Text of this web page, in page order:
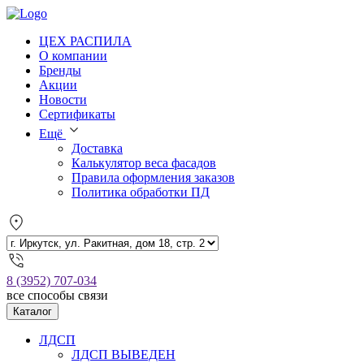
ЦЕХ РАСПИЛА
О компании
Бренды
Акции
Новости
Сертификаты
Ещё
Доставка
Калькулятор веса фасадов
Правила оформления заказов
Политика обработки ПД
8 (3952) 707-034
все способы связи
Каталог
ЛДСП
ЛДСП ВЫВЕДЕН